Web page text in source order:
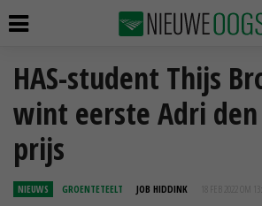
HAS-student Thijs
wint eerste Adri
prijs
NIEUWS GROENTETEELT JOB HIDDINK 18 FEB 2022 OM